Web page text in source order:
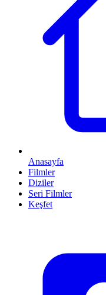
Anasayfa
Filmler
Diziler
Seri Filmler
Keşfet